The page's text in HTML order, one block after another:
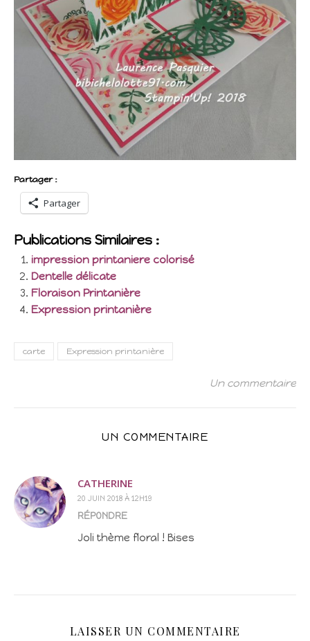
Partager :
Partager
Publications Similaires :
impression printaniere colorisé
Dentelle délicate
Floraison Printanière
Expression printanière
carte Expression printanière
Un commentaire
UN COMMENTAIRE
CATHERINE
20 JUIN 2018 À 12H19
RÉPONDRE
Joli thème floral ! Bises
LAISSER UN COMMENTAIRE